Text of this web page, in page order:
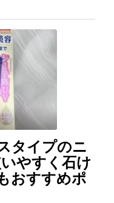
タイプのニ
やすく石け
おすすめポ